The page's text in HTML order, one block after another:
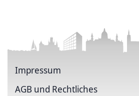
Impressum
AGB und Rechtliches